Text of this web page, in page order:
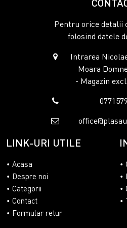
Pentru orice detalii
folosind datele
Intrarea
Moara
- Magazin
LINK-URI UTILE
Acasa
Despre noi
Categorii
Contact
Formular retur